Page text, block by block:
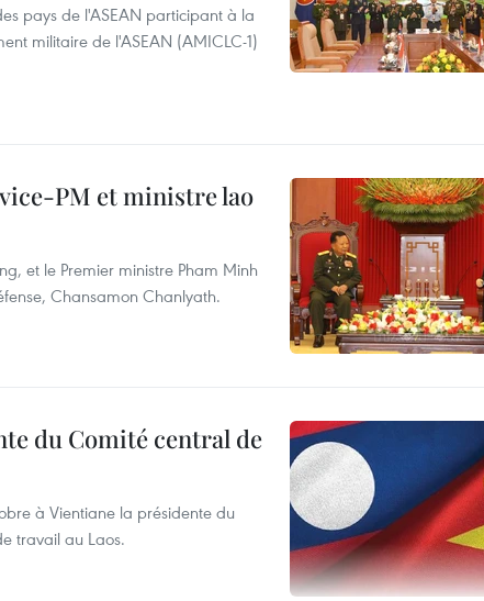
pays de l'ASEAN participant à la
militaire de l'ASEAN (AMICLC-1)
PM et ministre lao
et le Premier ministre Pham Minh
Chansamon Chanlyath.
du Comité central de
à Vientiane la présidente du
travail au Laos.